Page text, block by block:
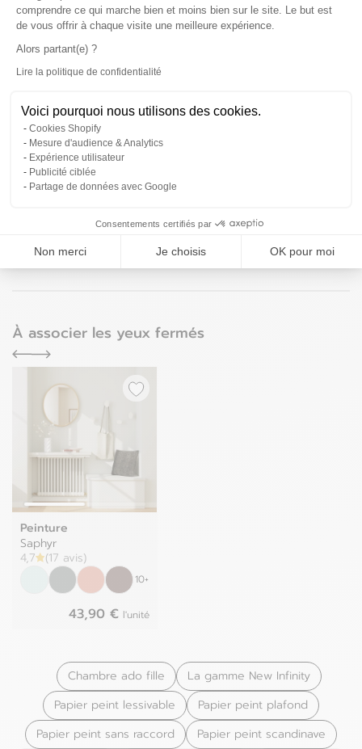
comprendre ce qui marche bien et moins bien sur le site. Le but est
de vous offrir à chaque visite une meilleure expérience.
Alors partant(e) ?
Lire la politique de confidentialité
Voici pourquoi nous utilisons des cookies.
Cookies Shopify
Mesure d'audience & Analytics
Expérience utilisateur
Publicité ciblée
Partage de données avec Google
Consentements certifiés par
Non merci Je choisis OK pour moi
qu’il n’y parait !
Dites m'en plus
À associer les yeux fermés
Peinture
Saphyr
4,7
(17 avis)
10+
43,90 € l'unité
Chambre ado fille La gamme New Infinity
Papier peint lessivable Papier peint plafond
Papier peint sans raccord Papier peint scandinave